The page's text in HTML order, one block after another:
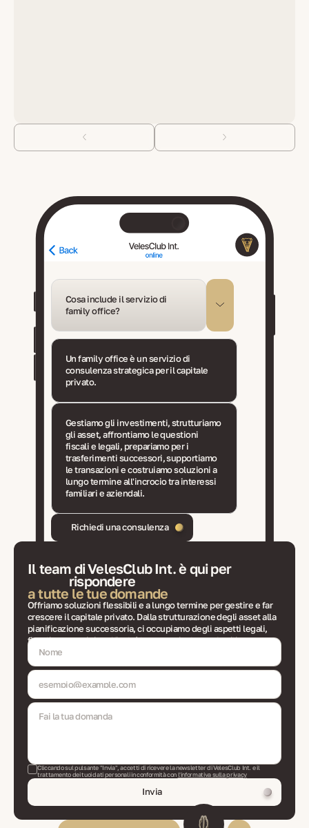
Cosa include il servizio di
family office?
Un family office è un servizio di
consulenza strategica per il capitale
privato.
Gestiamo gli investimenti, strutturiamo
gli asset, affrontiamo le questioni
fiscali e legali, prepariamo per i
trasferimenti successori, supportiamo
le transazioni e costruiamo soluzioni a
lungo termine all'incrocio tra interessi
familiari e aziendali.
Richiedi una consulenza
Il team di VelesClub Int. è qui per
rispondere
a tutte le tue domande
Offriamo soluzioni flessibili e a lungo termine per gestire e far
crescere il capitale privato. Dalla strutturazione degli asset alla
pianificazione successoria, ci occupiamo degli aspetti legali,
fiscali e operativi — affinché la vostra ricchezza familiare
funzioni in modo efficiente nel corso delle generazioni.
Cliccando sul pulsante "Invia", accetti di ricevere la newsletter di VelesClub Int. e il
trattamento dei tuoi dati personali in conformità conl'informativa sulla privacy
Invia